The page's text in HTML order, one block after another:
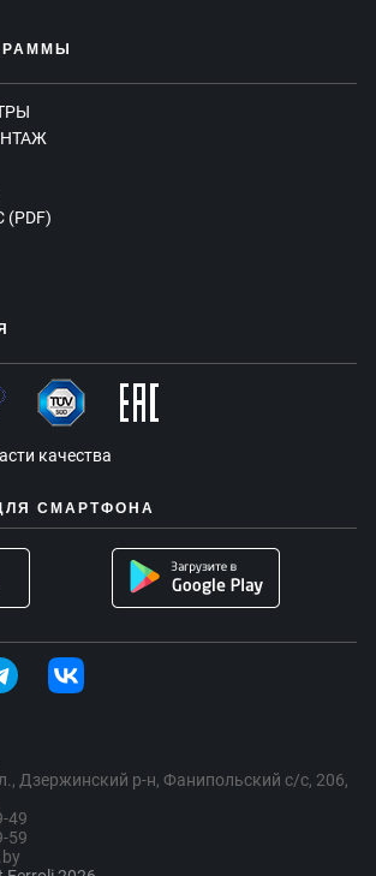
качества
СМАРТФОНА
Дзержинский р-н, Фанипольский с/с, 206,
49
59